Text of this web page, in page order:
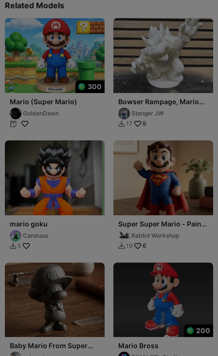
Related Models
300
Mario (Super Mario)
GoldenDawn

Bowser Rampage, Mario
brothersStanger JW
 17 9
mario goku
Canduuu
 5
Super Super Mario - Paint
ReadyRabbit Workshop
 19 6
Baby Mario From Super
Mario Galaxy
200
Mario Bross